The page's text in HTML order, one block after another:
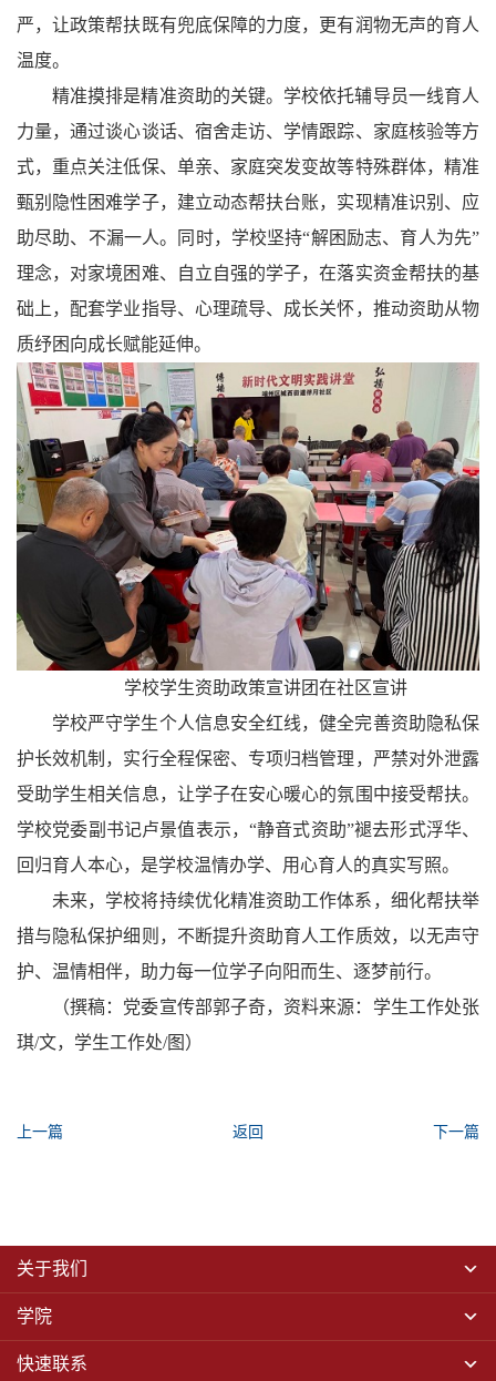
严，让政策帮扶既有兜底保障的力度，更有润物无声的育人
温度。
精准摸排是精准资助的关键。学校依托辅导员一线育人
力量，通过谈心谈话、宿舍走访、学情跟踪、家庭核验等方
式，重点关注低保、单亲、家庭突发变故等特殊群体，精准
甄别隐性困难学子，建立动态帮扶台账，实现精准识别、应
助尽助、不漏一人。同时，学校坚持“解困励志、育人为先”
理念，对家境困难、自立自强的学子，在落实资金帮扶的基
础上，配套学业指导、心理疏导、成长关怀，推动资助从物
质纾困向成长赋能延伸。
学校学生资助政策宣讲团在社区宣讲
学校严守学生个人信息安全红线，健全完善资助隐私保
护长效机制，实行全程保密、专项归档管理，严禁对外泄露
受助学生相关信息，让学子在安心暖心的氛围中接受帮扶。
学校党委副书记卢景值表示，“静音式资助”褪去形式浮华、
回归育人本心，是学校温情办学、用心育人的真实写照。
未来，学校将持续优化精准资助工作体系，细化帮扶举
措与隐私保护细则，不断提升资助育人工作质效，以无声守
护、温情相伴，助力每一位学子向阳而生、逐梦前行。
（撰稿：党委宣传部郭子奇，资料来源：学生工作处张
琪/文，学生工作处/图 ）
上一篇 返回 下一篇
关于我们
学院
快速联系